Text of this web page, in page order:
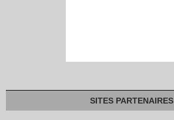
SITES PARTENAIRES